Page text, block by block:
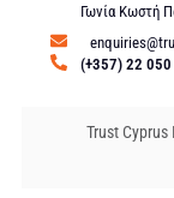
Γωνία Κωστή
(+357) 22
Trust